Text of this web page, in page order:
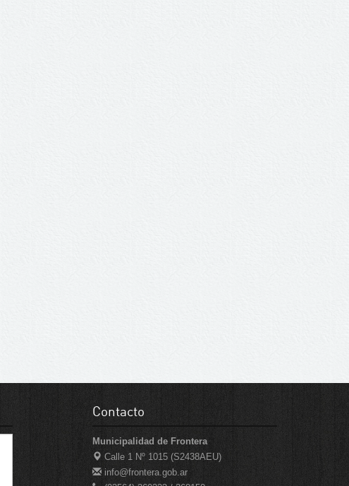
Contacto
Municipalidad de Frontera
Calle 1 Nº 1015 (S2438AEU)
info@frontera.gob.ar